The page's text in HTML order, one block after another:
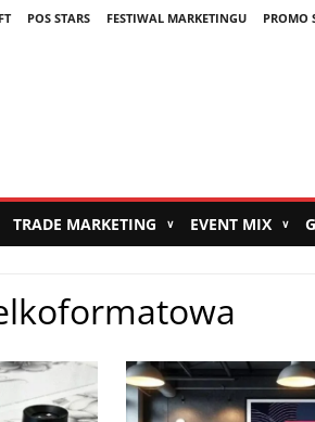
POS STARS FESTIWAL MARKETINGU PROMO
TRADE MARKETING ∨ EVENT MIX ∨